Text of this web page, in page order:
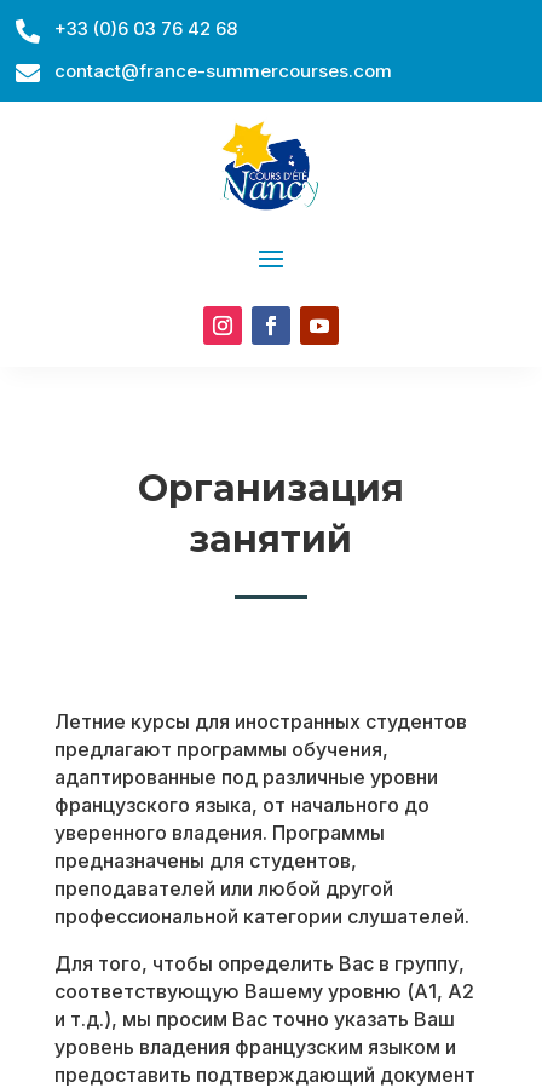
 +33 (0)6 03 76 42 68
 contact@france-summercourses.com
Организация
занятий
Летние курсы для иностранных студентов
предлагают программы обучения,
адаптированные под различные уровни
французского языка, от начального до
уверенного владения. Программы
предназначены для студентов,
преподавателей или любой другой
профессиональной категории слушателей.
Для того, чтобы определить Вас в группу,
соответствующую Вашему уровню (А1, А2
и т.д.), мы просим Вас точно указать Ваш
уровень владения французским языком и
предоставить подтверждающий документ